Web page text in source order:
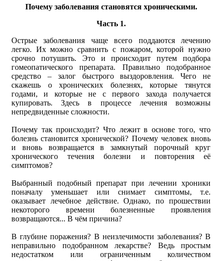
Почему заболевания становятся хроническими.
Часть 1.
Острые заболевания чаще всего поддаются лечению
легко. Их можно сравнить с пожаром, которой нужно
срочно потушить. Это и происходит путем подбора
гомеопатического препарата. Правильно подобранное
средство – залог быстрого выздоровления. Чего не
скажешь о хронических болезнях, которые тянутся
годами, и которые не с первого захода получается
купировать. Здесь в процессе лечения возможны
непредвиденные сложности.
Почему так происходит? Что лежит в основе того, что
болезнь становится хронической? Почему человек вновь
и вновь возвращается в замкнутый порочный круг
хронического течения болезни и повторения её
симптомов?
Выбранный подобный препарат при лечении хроники
поначалу уменьшает или снимает симптомы, т.е.
оказывает лечебное действие. Однако, по прошествии
некоторого времени болезненные проявления
возвращаются... В чём причина?
В глубине поражения? В неизлечимости заболевания? В
неправильно подобранном лекарстве? Ведь простым
недостатком или ограниченным количеством